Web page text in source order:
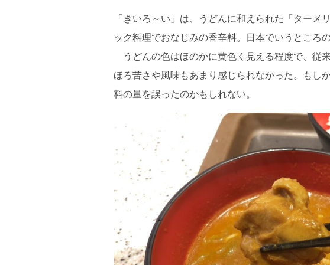
「きいろ～い」は、うどんに和えられた「ターメ
ック料理でおなじみの香辛料。日本でいうところ
うどんの色はほのかに黄色く見える程度で、従
ほろ苦さや風味もあまり感じられなかった。もし
料の量を誤ったのかもしれない。